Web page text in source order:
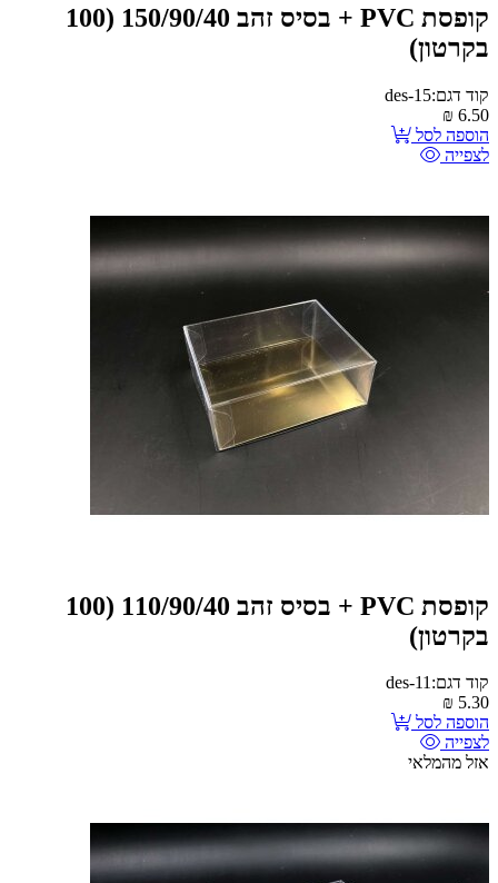
קופסת PVC + בסיס זהב 150/90/40 (100
בקרטון)
קוד דגם:des-15
6.50
₪
הוספה לסל
לצפייה
קופסת PVC + בסיס זהב 110/90/40 (100
בקרטון)
קוד דגם:des-11
5.30
₪
הוספה לסל
לצפייה
אזל מהמלאי